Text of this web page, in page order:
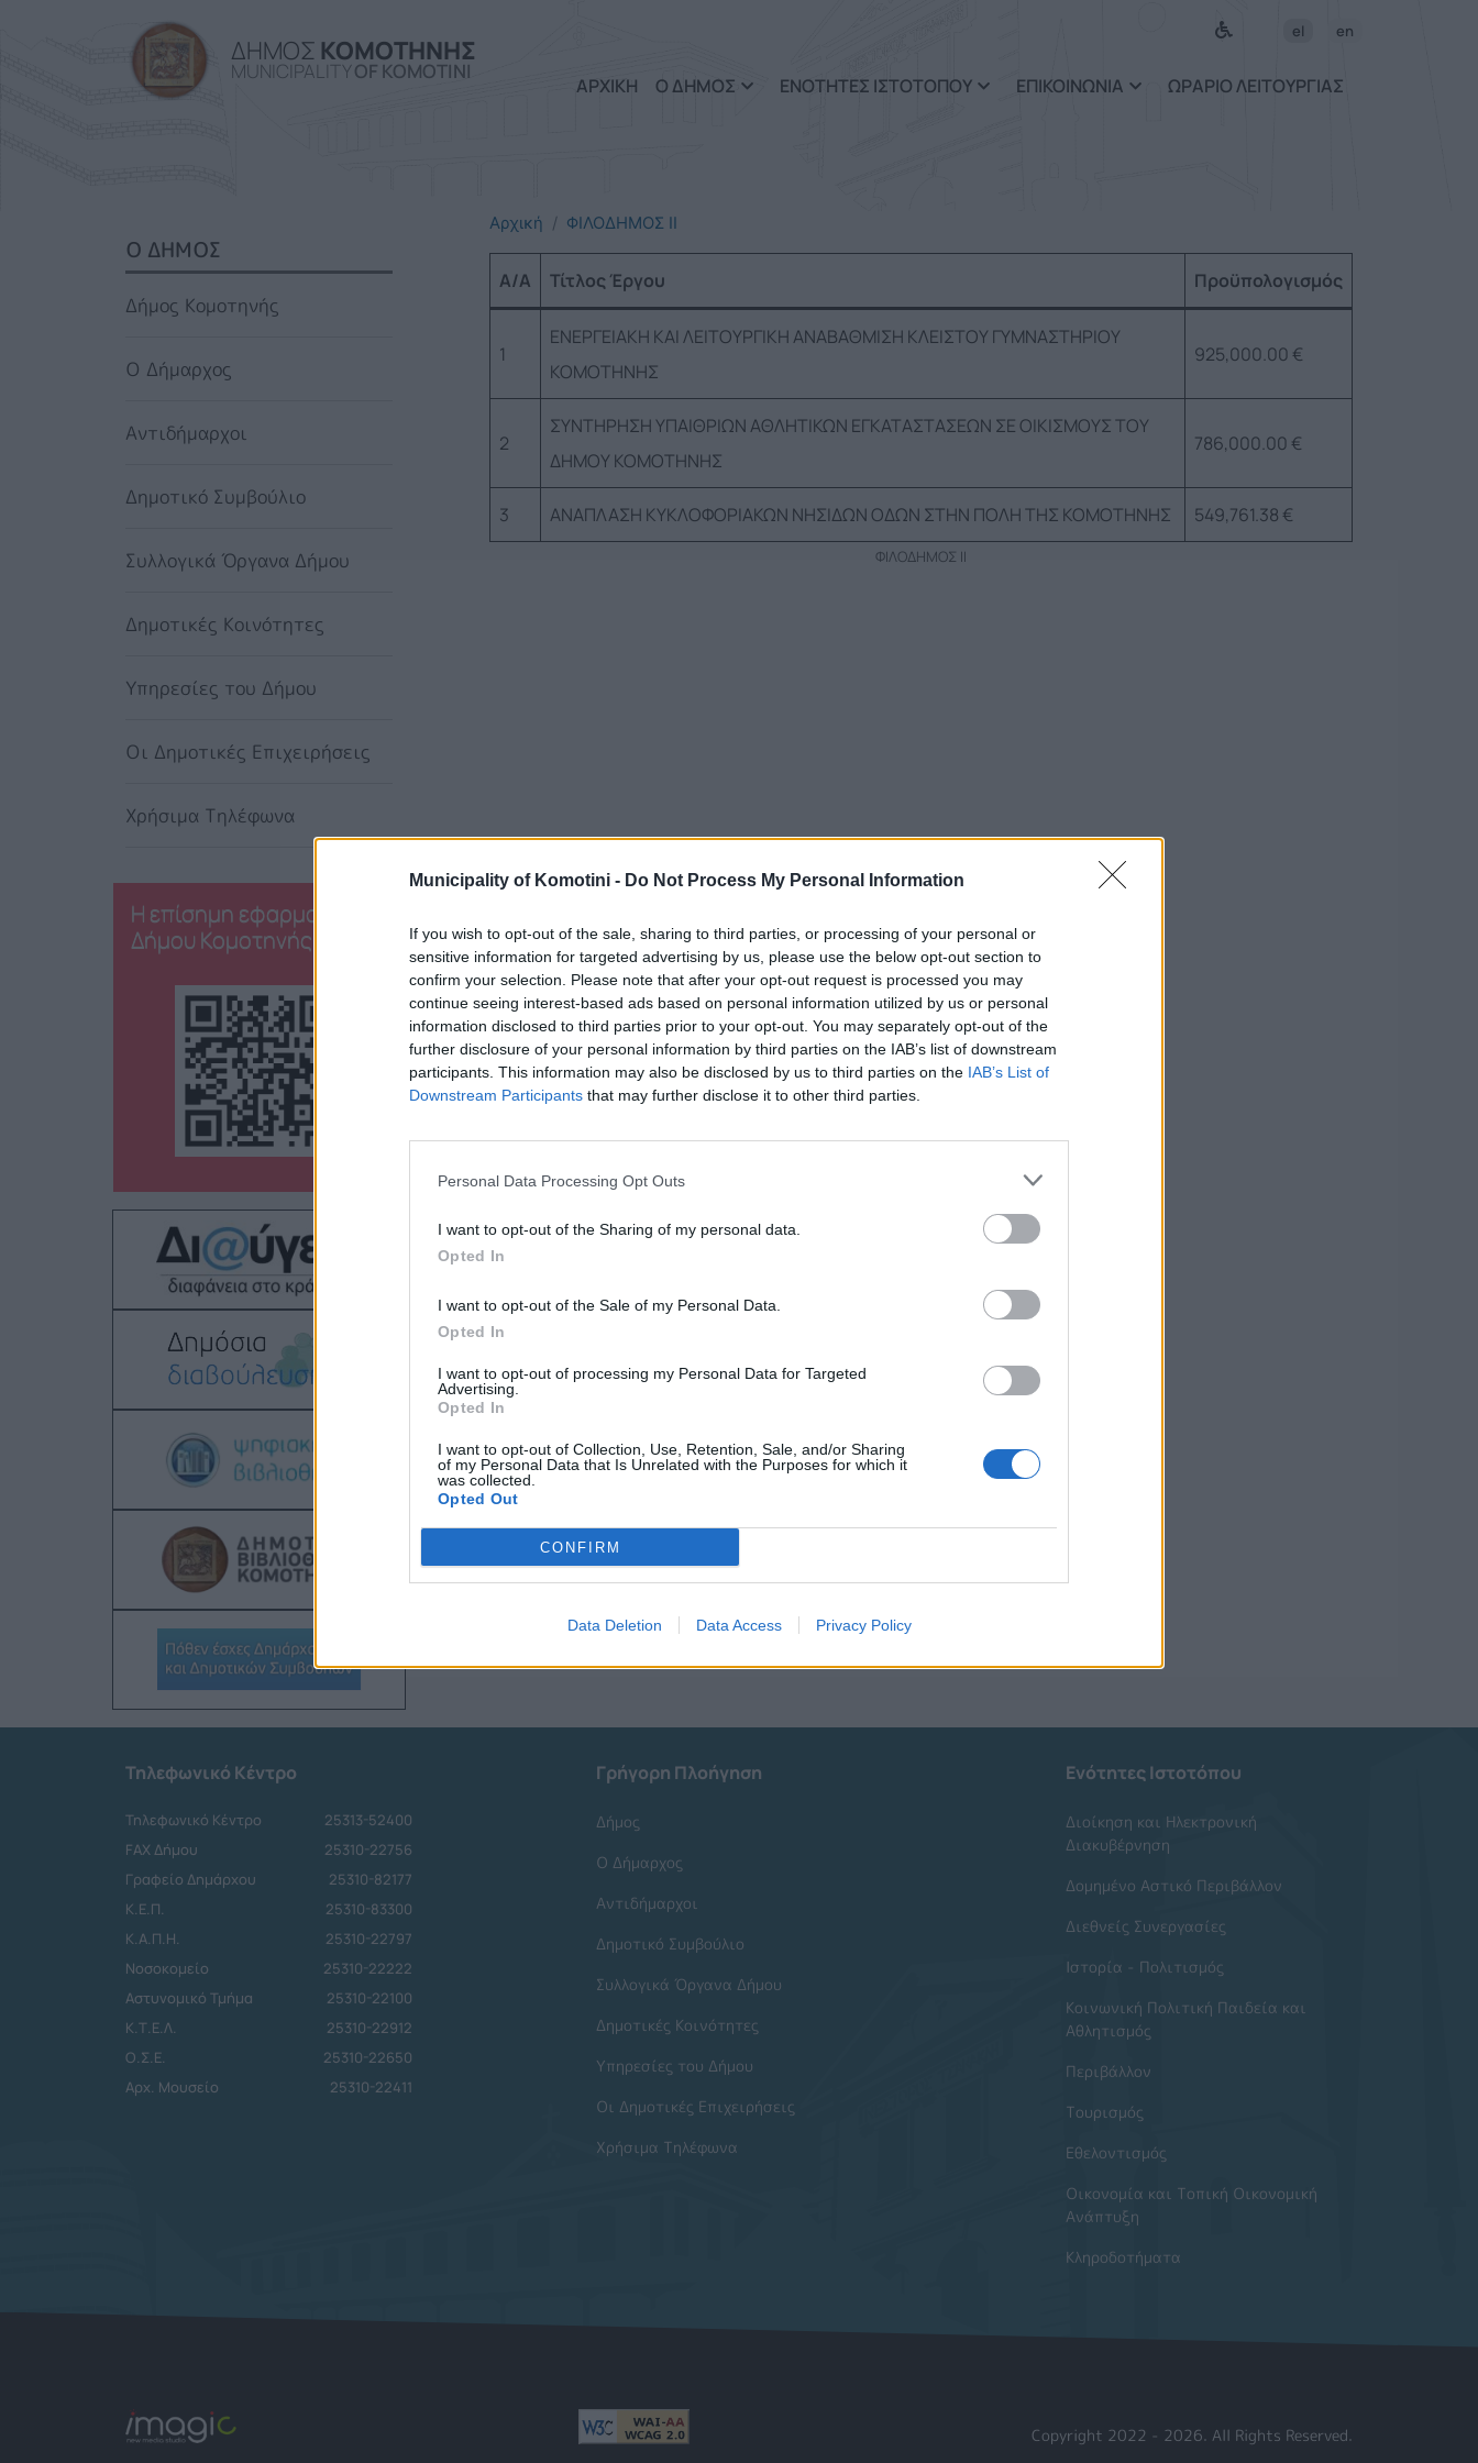
Municipality of Komotini - Do Not Process My Personal Information
If you wish to opt-out of the sale, sharing to third parties, or processing of your personal or
sensitive information for targeted advertising by us, please use the below opt-out section to
confirm your selection. Please note that after your opt-out request is processed you may
continue seeing interest-based ads based on personal information utilized by us or personal
information disclosed to third parties prior to your opt-out. You may separately opt-out of the
further disclosure of your personal information by third parties on the IAB’s list of downstream
participants. This information may also be disclosed by us to third parties on the IAB’s List of
Downstream Participants that may further disclose it to other third parties.
Personal Data Processing Opt Outs
I want to opt-out of the Sharing of my personal data.
Opted In
I want to opt-out of the Sale of my Personal Data.
Opted In
I want to opt-out of processing my Personal Data for Targeted
Advertising.
Opted In
I want to opt-out of Collection, Use, Retention, Sale, and/or Sharing
of my Personal Data that Is Unrelated with the Purposes for which it
was collected.
Opted Out
CONFIRM
Data Deletion Data Access Privacy Policy
ΔΗΜΟΣ ΚΟΜΟΤΗΝΗΣ
MUNICIPALITYOF KOMOTINI
el en
ΑΡΧΙΚΗ Ο ΔΗΜΟΣ ΕΝΟΤΗΤΕΣ ΙΣΤΟΤΟΠΟΥ ΕΠΙΚΟΙΝΩΝΙΑ ΩΡΑΡΙΟ ΛΕΙΤΟΥΡΓΙΑΣ
Αρχική ΦΙΛΟΔΗΜΟΣ ΙΙ
A/A Τίτλος Έργου Προϋπολογισμός
1
ΕΝΕΡΓΕΙΑΚΗ ΚΑΙ ΛΕΙΤΟΥΡΓΙΚΗ ΑΝΑΒΑΘΜΙΣΗ ΚΛΕΙΣΤΟΥ ΓΥΜΝΑΣΤΗΡΙΟΥ
ΚΟΜΟΤΗΝΗΣ
925,000.00 €
2
ΣΥΝΤΗΡΗΣΗ ΥΠΑΙΘΡΙΩΝ ΑΘΛΗΤΙΚΩΝ ΕΓΚΑΤΑΣΤΑΣΕΩΝ ΣΕ ΟΙΚΙΣΜΟΥΣ ΤΟΥ
ΔΗΜΟΥ ΚΟΜΟΤΗΝΗΣ
786,000.00 €
3 ΑΝΑΠΛΑΣΗ ΚΥΚΛΟΦΟΡΙΑΚΩΝ ΝΗΣΙΔΩΝ ΟΔΩΝ ΣΤΗΝ ΠΟΛΗ ΤΗΣ ΚΟΜΟΤΗΝΗΣ 549,761.38 €
ΦΙΛΟΔΗΜΟΣ ΙΙ
SIDEBAR MENU
Ο ΔΗΜΟΣ
Δήμος Κομοτηνής
Ο Δήμαρχος
Αντιδήμαρχοι
Δημοτικό Συμβούλιο
Συλλογικά Όργανα Δήμου
Δημοτικές Κοινότητες
Υπηρεσίες του Δήμου
Οι Δημοτικές Επιχειρήσεις
Χρήσιμα Τηλέφωνα
Η επίσημη εφαρμογή του
Δήμου Κομοτηνής
Τηλεφωνικό Κέντρο
Τηλεφωνικό Κέντρο
25313-52400
FAX Δήμου
25310-22756
Γραφείο Δημάρχου
25310-82177
Κ.Ε.Π.
25310-83300
Κ.Α.Π.Η.
25310-22797
Νοσοκομείο
25310-22222
Αστυνομικό Τμήμα
25310-22100
Κ.Τ.Ε.Λ.
25310-22912
Ο.Σ.Ε.
25310-22650
Αρχ. Μουσείο
25310-22411
Γρήγορη Πλοήγηση
Δήμος
Ο Δήμαρχος
Αντιδήμαρχοι
Δημοτικό Συμβούλιο
Συλλογικά Όργανα Δήμου
Δημοτικές Κοινότητες
Υπηρεσίες του Δήμου
Οι Δημοτικές Επιχειρήσεις
Χρήσιμα Τηλέφωνα
Ενότητες Ιστοτόπου
Διοίκηση και Ηλεκτρονική
Διακυβέρνηση
Δομημένο Αστικό Περιβάλλον
Διεθνείς Συνεργασίες
Ιστορία - Πολιτισμός
Κοινωνική Πολιτική Παιδεία και
Αθλητισμός
Περιβάλλον
Τουρισμός
Εθελοντισμός
Οικονομία και Τοπική Οικονομική
Ανάπτυξη
Κληροδοτήματα
Copyright 2022 - 2026. All Rights Reserved.